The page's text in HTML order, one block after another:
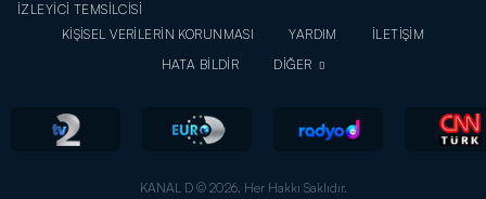
İZLEYİCİ TEMSİLCİSİ
KİŞİSEL VERİLERİN KORUNMASI
YARDIM
İLETİŞİM
HATA BİLDİR
DİĞER
KANAL D © 2026. Her Hakkı Saklıdır.